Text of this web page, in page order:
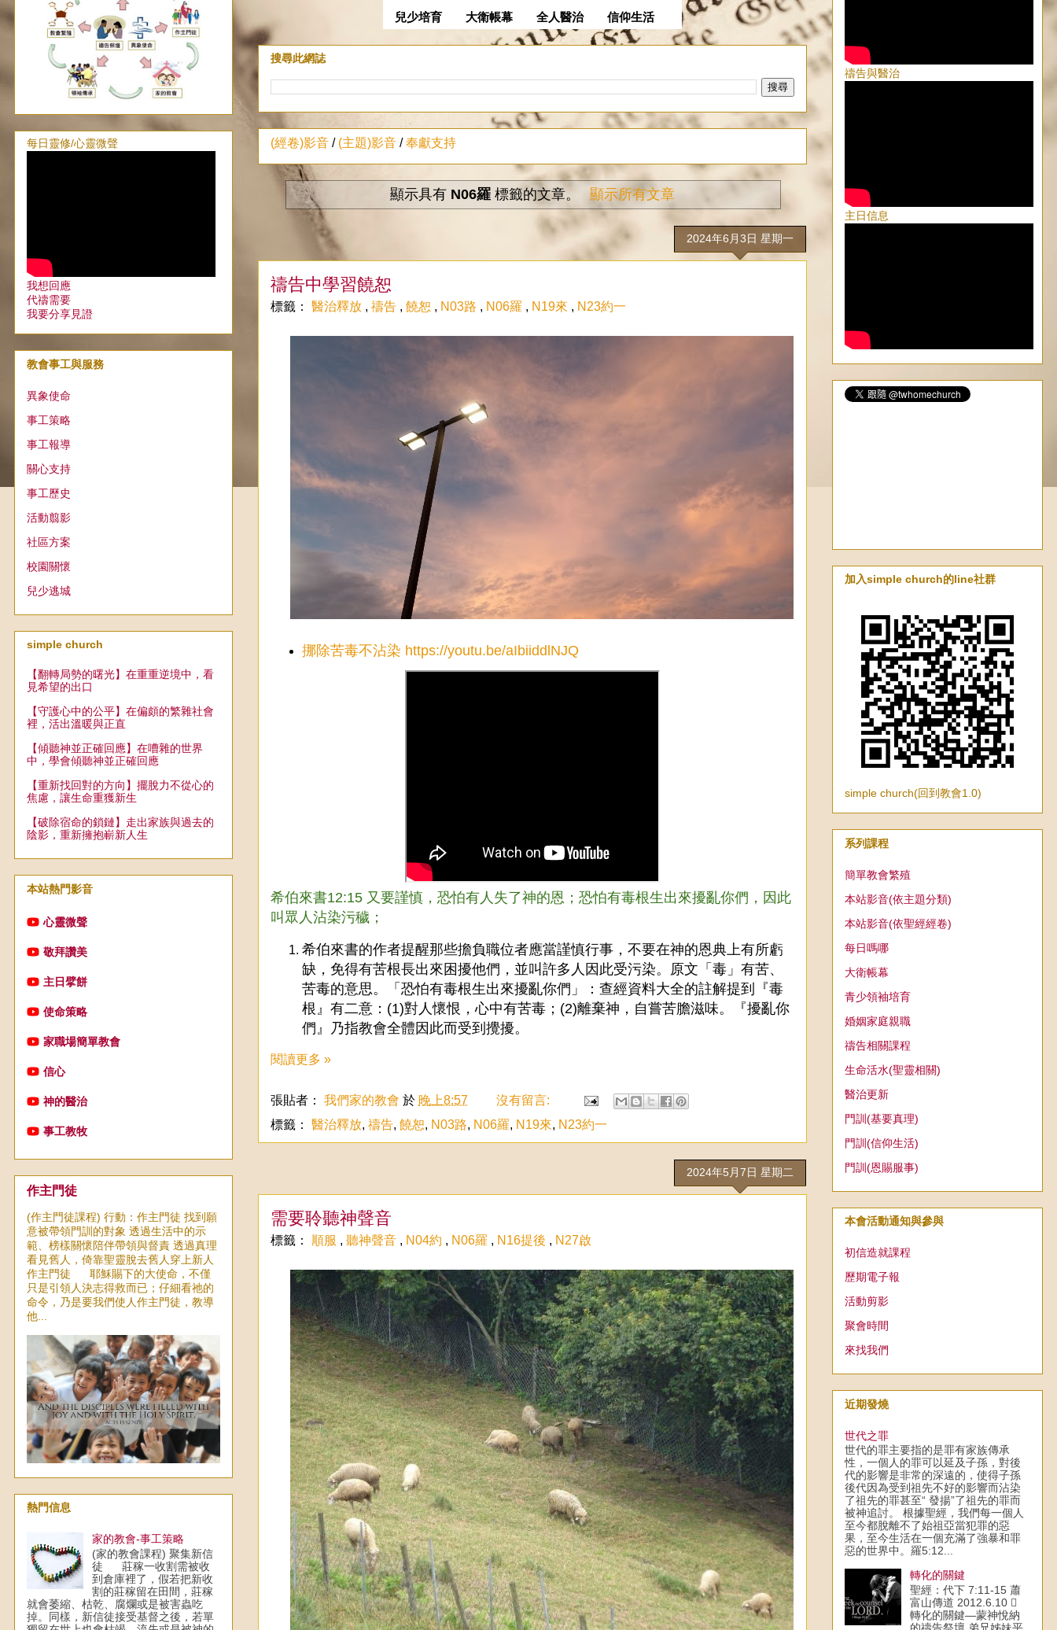
兒少培育 大衛帳幕 全人醫治 信仰生活
搜尋此網誌
(經卷)影音 / (主題)影音 /奉獻支持
顯示具有 N06羅 標籤的文章。 顯示所有文章
2024年6月3日 星期一
禱告中學習饒恕
標籤： 醫治釋放 , 禱告 , 饒恕 , N03路 , N06羅 , N19來 , N23約一
挪除苦毒不沾染 https://youtu.be/aIbiiddlNJQ
希伯來書12:15 又要謹慎，恐怕有人失了神的恩；恐怕有毒根生出來擾亂你們，因此
叫眾人沾染污穢；
希伯來書的作者提醒那些擔負職位者應當謹慎行事，不要在神的恩典上有所虧
缺，免得有苦根長出來困擾他們，並叫許多人因此受污染。原文「毒」有苦、
苦毒的意思。「恐怕有毒根生出來擾亂你們」：查經資料大全的註解提到『毒
根』有二意：(1)對人懷恨，心中有苦毒；(2)離棄神，自嘗苦膽滋味。『擾亂你
們』乃指教會全體因此而受到攪擾。
閱讀更多 »
張貼者： 我們家的教會 於 晚上8:57
沒有留言:
標籤： 醫治釋放, 禱告, 饒恕, N03路, N06羅, N19來, N23約一
2024年5月7日 星期二
需要聆聽神聲音
標籤： 順服 , 聽神聲音 , N04約 , N06羅 , N16提後 , N27啟
每日靈修/心靈微聲
我想回應
代禱需要
我要分享見證
教會事工與服務
異象使命
事工策略
事工報導
關心支持
事工歷史
活動翦影
社區方案
校園關懷
兒少逃城
simple church
【翻轉局勢的曙光】在重重逆境中，看
見希望的出口
【守護心中的公平】在偏頗的繁雜社會
裡，活出溫暖與正直
【傾聽神並正確回應】在嘈雜的世界
中，學會傾聽神並正確回應
【重新找回對的方向】擺脫力不從心的
焦慮，讓生命重獲新生
【破除宿命的鎖鏈】走出家族與過去的
陰影，重新擁抱嶄新人生
本站熱門影音
心靈微聲
敬拜讚美
主日擘餅
使命策略
家職場簡單教會
信心
神的醫治
事工教牧
作主門徒
(作主門徒課程) 行動：作主門徒 找到願
意被帶領門訓的對象 透過生活中的示
範、榜樣關懷陪伴帶領與督責 透過真理
看見舊人，倚靠聖靈脫去舊人穿上新人
作主門徒 耶穌賜下的大使命，不僅
只是引領人決志得救而已；仔細看祂的
命令，乃是要我們使人作主門徒，教導
他...
熱門信息
家的教會-事工策略
(家的教會課程) 聚集新信
徒 莊稼一收割需被收
到倉庫裡了，假若把新收
割的莊稼留在田間，莊稼
就會萎縮、枯乾、腐爛或是被害蟲吃
掉。同樣，新信徒接受基督之後，若單
禱告與醫治
主日信息
加入simple church的line社群
simple church(回到教會1.0)
系列課程
簡單教會繁殖
本站影音(依主題分類)
本站影音(依聖經經卷)
每日嗎哪
大衛帳幕
青少領袖培育
婚姻家庭親職
禱告相關課程
生命活水(聖靈相關)
醫治更新
門訓(基要真理)
門訓(信仰生活)
門訓(恩賜服事)
本會活動通知與參與
初信造就課程
歷期電子報
活動剪影
聚會時間
來找我們
近期發燒
世代之罪
世代的罪主要指的是罪有家族傳承
性，一個人的罪可以延及子孫，對後
代的影響是非常的深遠的，使得子孫
後代因為受到祖先不好的影響而沾染
了祖先的罪甚至“ 發揚”了祖先的罪而
被神追討。 根據聖經，我們每一個人
至今都脫離不了始祖亞當犯罪的惡
果，至今生活在一個充滿了強暴和罪
惡的世界中。羅5:12...
轉化的關鍵
聖經：代下 7:11-15 蕭
富山傳道 2012.6.10 
轉化的關鍵—蒙神悅納